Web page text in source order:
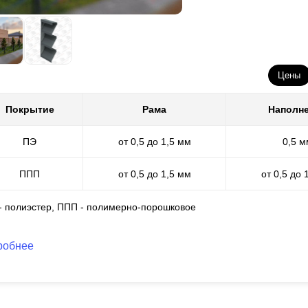
вариант декоративного покрытия - это полимерно-
Для ее осуществления в нашей компании оборудован
покрытие, поэтому весь спектр наших
в технологическом процессе. Множество расцветок и
окраску мы можем нанести толщиной от 60 до 100
Цены
Покрытие Рама
ПЭ от 0,5 до 1,5 мм 0,5
ППП от 0,5 до 1,5 мм от 0,5 до
полиэстер, ППП - полимерно-порошковое